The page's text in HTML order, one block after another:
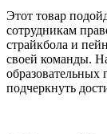
Этот товар
сотрудникам
страйкбола и
своей команды.
образовательных
подчеркнуть